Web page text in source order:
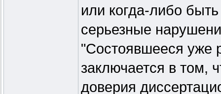
или когда-либо
серьезные
"Состоявшееся уже
заключается в том,
доверия